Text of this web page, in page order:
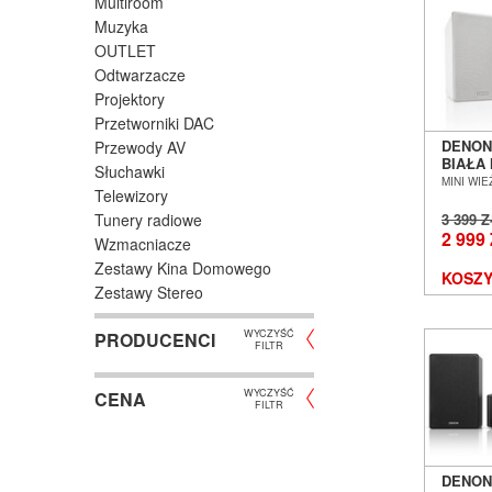
Muzyka
OUTLET
Odtwarzacze
Projektory
Przetworniki DAC
Przewody AV
Słuchawki
Telewizory
Tunery radiowe
Wzmacniacze
Zestawy Kina Domowego
Zestawy Stereo
PRODUCENCI
WYCZYŚĆ
FILTR
CENA
WYCZYŚĆ
FILTR
BIAŁA
MINI
3 399
2 999